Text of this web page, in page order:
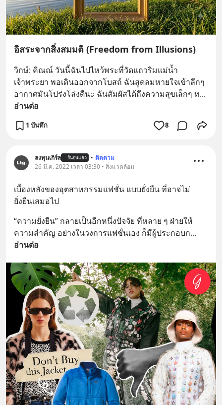
อิสระจากสิ่งสมมติ (Freedom from Illusions)
วิกษ์: คิณณ์ วันนี้ฉันไปไหว้พระที่วัดแถวริมแม่น้ำ
เจ้าพระยา พอเดินออกจากโบสถ์ ฉันสูดลมหายใจเข้าลึกๆ
อากาศมันโปร่งโล่งดีนะ ฉันสัมผัสได้ถึงความสุขเล็กๆ ท
อ่านต่อ
1 บันทึก 8
ลงทุนเกิร์ล ยืนยันแล้ว • ติดตาม
26 มี.ค. 2022 เวลา 03:30 • สิ่งแวดล้อม
เบื้องหลังของอุตสาหกรรมแฟชั่น แบบยั่งยืน ที่อาจไม่
ยั่งยืนเสมอไป
“ความยั่งยืน” กลายเป็นอีกหนึ่งปัจจัย ที่หลาย ๆ ฝ่ายให้
ความสำคัญ อย่างในวงการแฟชั่นเอง ก็มีผู้ประกอบก
อ่านต่อ